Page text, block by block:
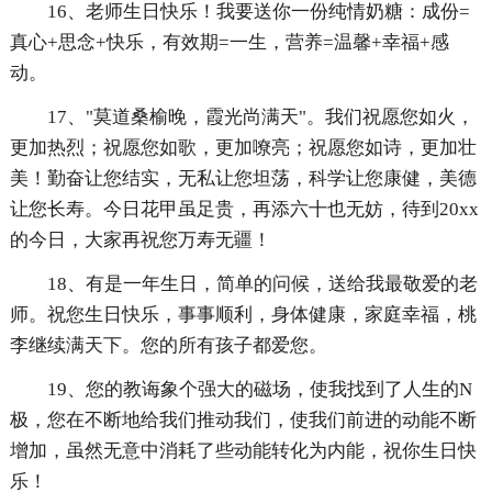
16、老师生日快乐！我要送你一份纯情奶糖：成份=
真心+思念+快乐，有效期=一生，营养=温馨+幸福+感
动。
17、"莫道桑榆晚，霞光尚满天"。我们祝愿您如火，
更加热烈；祝愿您如歌，更加嘹亮；祝愿您如诗，更加壮
美！勤奋让您结实，无私让您坦荡，科学让您康健，美德
让您长寿。今日花甲虽足贵，再添六十也无妨，待到20xx
的今日，大家再祝您万寿无疆！
18、有是一年生日，简单的问候，送给我最敬爱的老
师。祝您生日快乐，事事顺利，身体健康，家庭幸福，桃
李继续满天下。您的所有孩子都爱您。
19、您的教诲象个强大的磁场，使我找到了人生的N
极，您在不断地给我们推动我们，使我们前进的动能不断
增加，虽然无意中消耗了些动能转化为内能，祝你生日快
乐！